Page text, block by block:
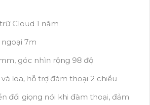
Cloud 1 năm
ngoại 7m
góc nhìn rộng 98 độ
loa, hỗ trợ đàm thoại 2 chiều
đổi giọng nói khi đàm thoại, đảm